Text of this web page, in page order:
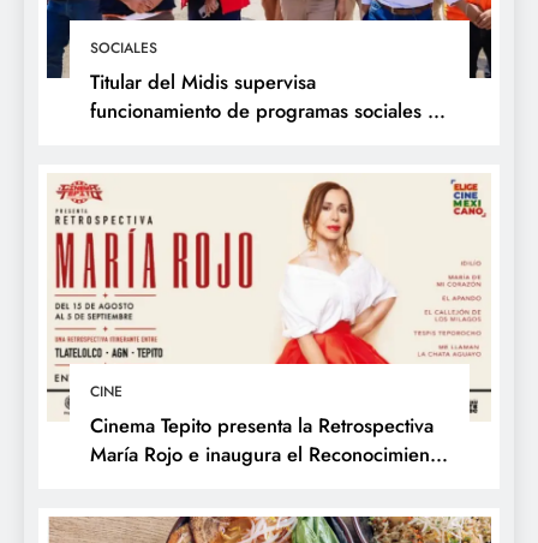
SOCIALES
Titular del Midis supervisa
funcionamiento de programas sociales en
Fenómeno de El Niño
CINE
Cinema Tepito presenta la Retrospectiva
María Rojo e inaugura el Reconocimiento
Fílmica